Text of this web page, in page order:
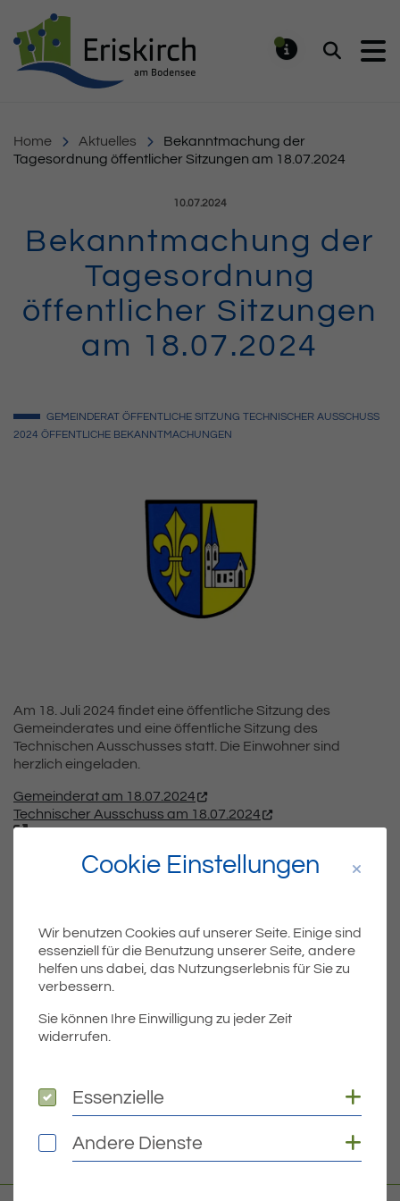
Suchen
Home Aktuelles
Bekanntmachung der
Tagesordnung öffentlicher Sitzungen am 18.07.2024
Veröffentlicht am:
10.07.2024
Bekanntmachung der
Tagesordnung
öffentlicher Sitzungen
am 18.07.2024
GEMEINDERAT ÖFFENTLICHE SITZUNG TECHNISCHER AUSSCHUSS
2024 ÖFFENTLICHE BEKANNTMACHUNGEN
Am 18. Juli 2024 findet eine öffentliche Sitzung des
Gemeinderates und eine öffentliche Sitzung des
Technischen Ausschusses statt. Die Einwohner sind
herzlich eingeladen.
Gemeinderat am 18.07.2024
Technischer Ausschuss am 18.07.2024
ÄLTERE
NEUERE
Cookie Einstellungen
Wir benutzen Cookies auf unserer Seite. Einige sind
essenziell für die Benutzung unserer Seite, andere
helfen uns dabei, das Nutzungserlebnis für Sie zu
verbessern.
Sie können Ihre Einwilligung zu jeder Zeit
widerrufen.
Essenzielle
Essenzielle
Andere Dienste
Andere Dienste